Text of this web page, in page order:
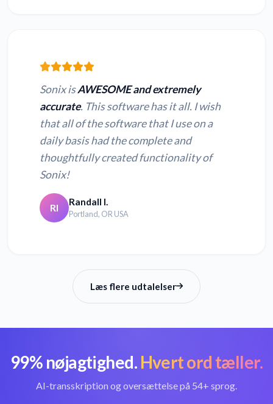
tekst
tekst
tekst
tekst
Sonix isAWESOME and extremely
accurate. This software has it all. I wish
that all of the software that I use on a
daily basis had the complete and
thoughtfully created functionality of
Sonix!
RI Randall I.
Portland, OR USA
Læs flere udtalelser
99% nøjagtighed. Hvert ord tæller.
AI-transskription og oversættelse på 54+ sprog.